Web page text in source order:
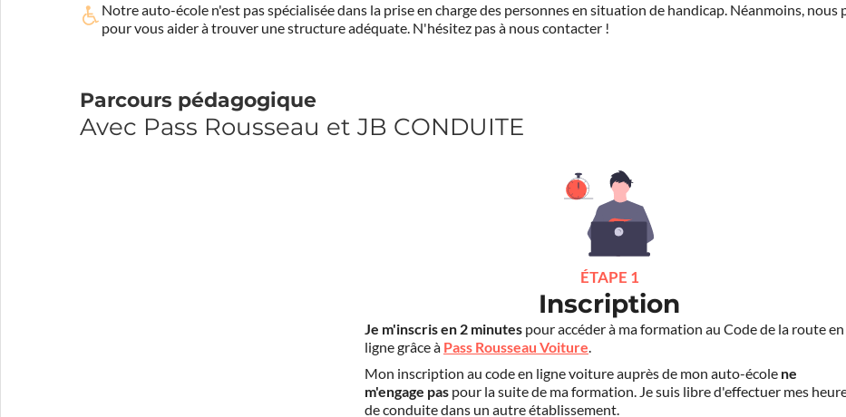
Notre auto-école n'est pas spécialisée dans la prise en charge des personnes en situation de handicap. Néanmoins,
pour vous aider à trouver une structure adéquate. N'hésitez pas à nous contacter !
Parcours pédagogique
Avec Pass Rousseau et JB CONDUITE
ÉTAPE 1
Inscription
Je m'inscris en 2 minutes pour accéder à ma formation au Code de la route en
ligne grâce à Pass Rousseau Voiture.
Mon inscription au code en ligne voiture auprès de mon auto-école ne
m'engage pas pour la suite de ma formation. Je suis libre d'effectuer mes
de conduite dans un autre établissement.